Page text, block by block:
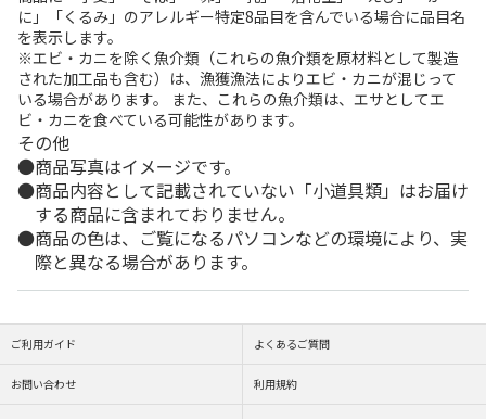
に」「くるみ」のアレルギー特定8品目を含んでいる場合に品目名
を表示します。
※エビ・カニを除く魚介類（これらの魚介類を原材料として製造
された加工品も含む）は、漁獲漁法によりエビ・カニが混じって
いる場合があります。 また、これらの魚介類は、エサとしてエ
ビ・カニを食べている可能性があります。
その他
商品写真はイメージです。
商品内容として記載されていない「小道具類」はお届け
する商品に含まれておりません。
商品の色は、ご覧になるパソコンなどの環境により、実
際と異なる場合があります。
ご利用ガイド よくあるご質問
お問い合わせ 利用規約